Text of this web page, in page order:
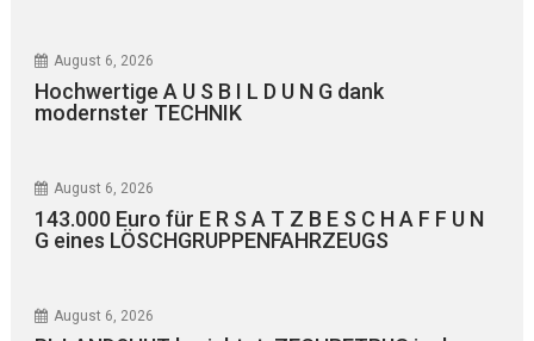
August 6, 2026
Hochwertige A U S B I L D U N G dank
modernster TECHNIK
August 6, 2026
143.000 Euro für E R S A T Z B E S C H A F F U N
G eines LÖSCHGRUPPENFAHRZEUGS
August 6, 2026